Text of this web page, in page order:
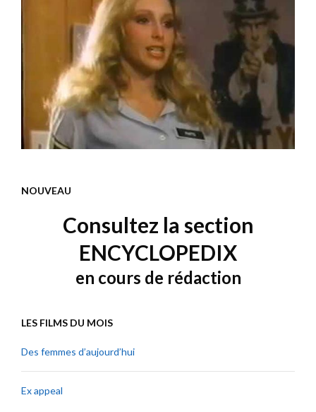
NOUVEAU
Consultez la section
ENCYCLOPEDIX
en cours de rédaction
LES FILMS DU MOIS
Des femmes d’aujourd’hui
Ex appeal